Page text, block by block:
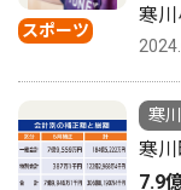
スポーツ
寒
寒川
寒
7.9